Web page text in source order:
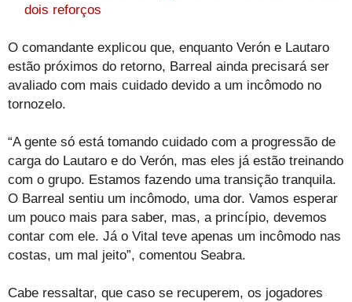
dois reforços
O comandante explicou que, enquanto Verón e Lautaro
estão próximos do retorno, Barreal ainda precisará ser
avaliado com mais cuidado devido a um incômodo no
tornozelo.
“A gente só está tomando cuidado com a progressão de
carga do Lautaro e do Verón, mas eles já estão treinando
com o grupo. Estamos fazendo uma transição tranquila.
O Barreal sentiu um incômodo, uma dor. Vamos esperar
um pouco mais para saber, mas, a princípio, devemos
contar com ele. Já o Vital teve apenas um incômodo nas
costas, um mal jeito”, comentou Seabra.
Cabe ressaltar, que caso se recuperem, os jogadores